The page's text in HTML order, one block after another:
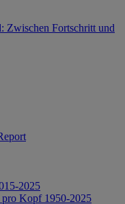
Zwischen Fortschritt und
2025
Kopf 1950-2025